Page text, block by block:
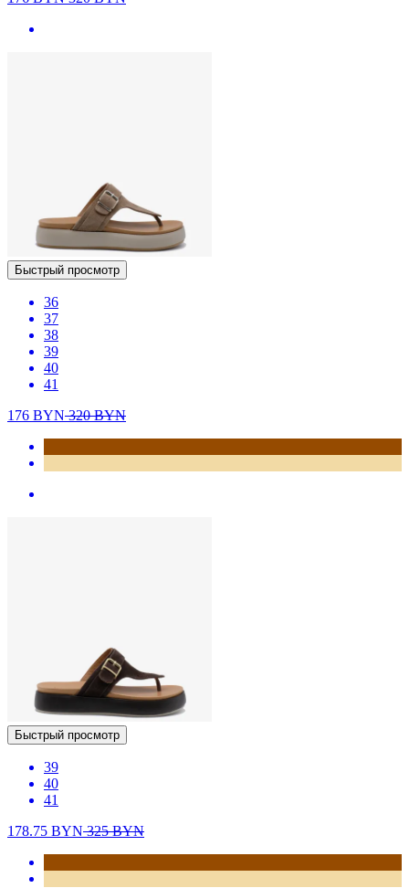
Быстрый просмотр
36
37
38
39
40
41
176 BYN320BYN
Быстрый просмотр
39
40
41
178.75 BYN325BYN